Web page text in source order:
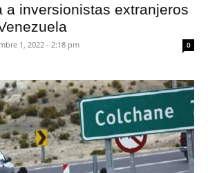
a inversionistas extranjeros
1, 2022 - 2:18 pm 0